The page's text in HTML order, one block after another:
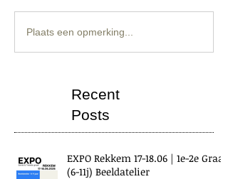
Plaats een opmerking...
Recent
Posts
EXPO Rekkem 17-18.06 | 1e-2e Graad
(6-11j) Beeldatelier